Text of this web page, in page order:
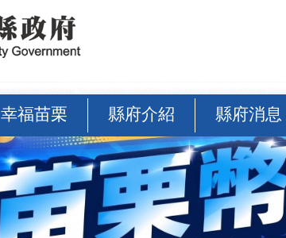
幸福苗栗 縣府介紹 縣府消息